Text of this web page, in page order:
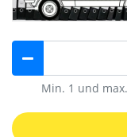
Min. 1 und